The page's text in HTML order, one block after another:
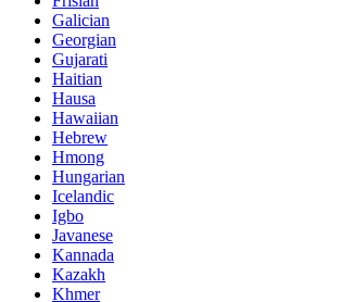
Galician
Georgian
Gujarati
Haitian
Hausa
Hawaiian
Hebrew
Hmong
Hungarian
Icelandic
Igbo
Javanese
Kannada
Kazakh
Khmer